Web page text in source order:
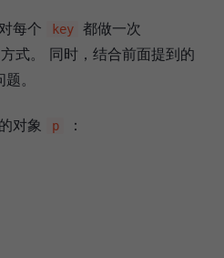
每个 key 都做一次
式。 同时，结合前面提到的
。
对象 p ：